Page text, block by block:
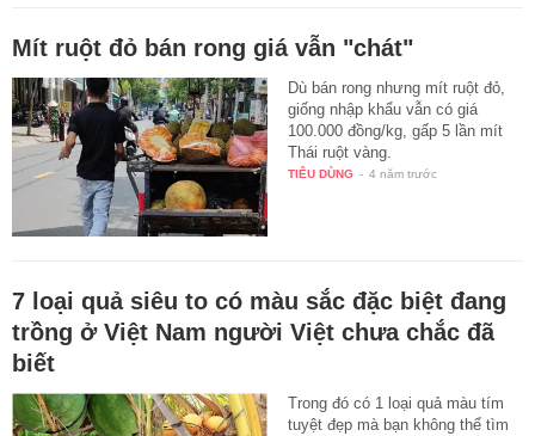
Mít ruột đỏ bán rong giá vẫn "chát"
Dù bán rong nhưng mít ruột đỏ,
giống nhập khẩu vẫn có giá
100.000 đồng/kg, gấp 5 lần mít
Thái ruột vàng.
TIÊU DÙNG - 4 năm trước
7 loại quả siêu to có màu sắc đặc biệt đang
trồng ở Việt Nam người Việt chưa chắc đã
biết
Trong đó có 1 loại quả màu tím
tuyệt đẹp mà bạn không thể tìm